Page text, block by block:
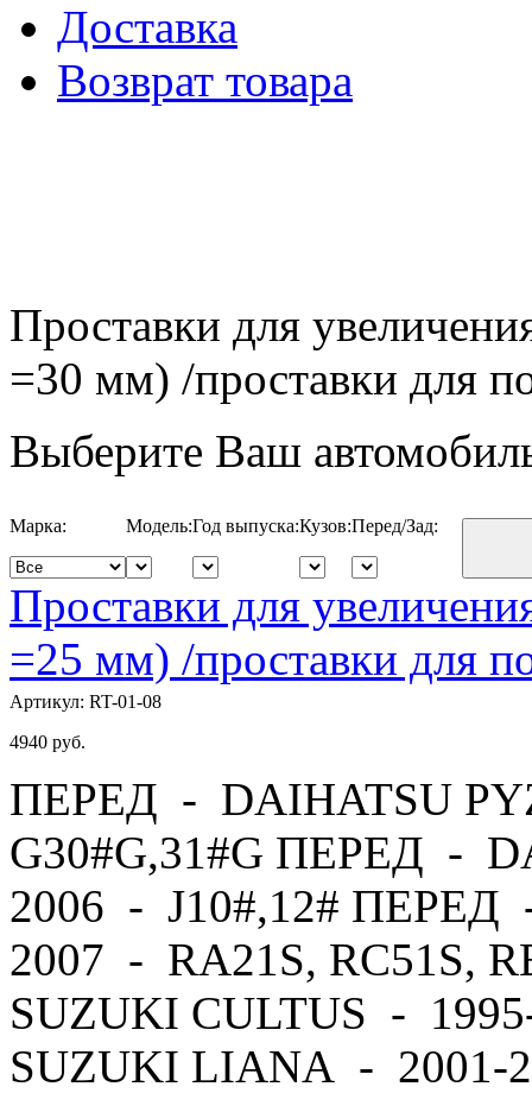
Доставка
Возврат товара
Проставки для
=30 мм) /проставки для
Выберите Ваш
Марка: Модель:Год выпуска:Кузов:Перед/Зад:
Проставки для
=25 мм) /проставки для
Артикул: RT-01-08
4940 руб.
ПЕРЕД - DAIHATSU
G30#G,31#G ПЕРЕД -
2006 - J10#,12# ПЕРЕД
2007 - RA21S, RC51S,
SUZUKI CULTUS -
SUZUKI LIANA - 2001-